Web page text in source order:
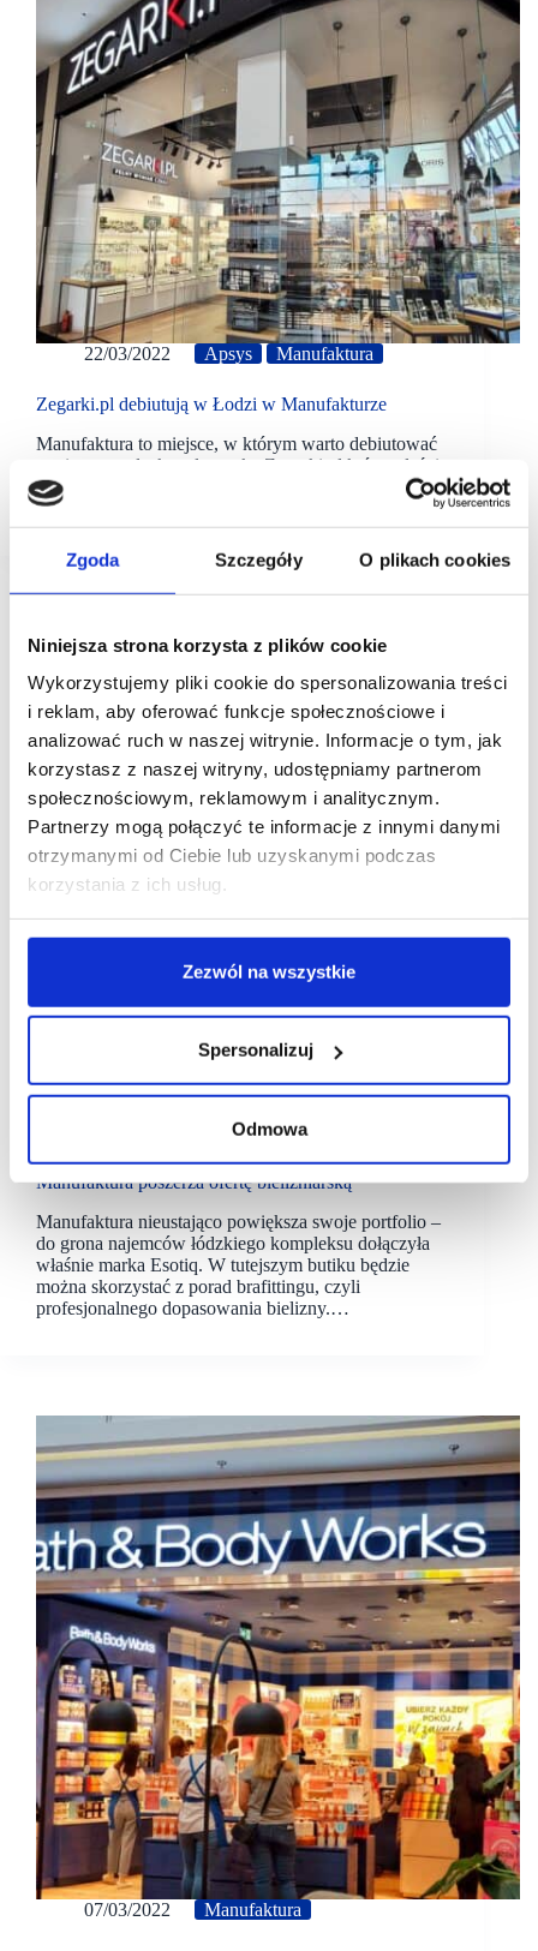
Zgoda Szczegóły O plikach cookies
Niniejsza strona korzysta z plików cookie
Wykorzystujemy pliki cookie do spersonalizowania treści
i reklam, aby oferować funkcje społecznościowe i
analizować ruch w naszej witrynie. Informacje o tym, jak
korzystasz z naszej witryny, udostępniamy partnerom
społecznościowym, reklamowym i analitycznym.
Partnerzy mogą połączyć te informacje z innymi danymi
otrzymanymi od Ciebie lub uzyskanymi podczas
korzystania z ich usług.
Zezwól na wszystkie
Spersonalizuj
Odmowa
22/03/2022 Apsys Manufaktura
Zegarki.pl debiutują w Łodzi w Manufakturze
Manufaktura to miejsce, w którym warto debiutować
– wie o tym doskonale marka Zegarki.pl która właśnie
otworzyła tu swój pierwszy firmowy salon w Łodzi. –
Dzięki nowej lokalizacji na pewno uda nam się…
Manufaktura
Manufaktura poszerza ofertę bieliźniarską
Manufaktura nieustająco powiększa swoje portfolio –
do grona najemców łódzkiego kompleksu dołączyła
właśnie marka Esotiq. W tutejszym butiku będzie
można skorzystać z porad brafittingu, czyli
profesjonalnego dopasowania bielizny.…
07/03/2022 Manufaktura